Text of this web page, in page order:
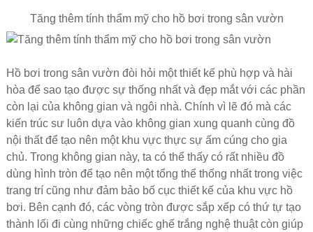
Tăng thêm tính thẩm mỹ cho hồ bơi trong sân vườn
Hồ bơi trong sân vườn đòi hỏi một thiết kế phù hợp và hài
hòa để sao tạo được sự thống nhất và đẹp mắt với các phần
còn lại của không gian và ngôi nhà. Chính vì lẽ đó mà các
kiến trúc sư luôn dựa vào không gian xung quanh cùng đồ
nội thất để tạo nên một khu vực thực sự ấm cúng cho gia
chủ. Trong không gian này, ta có thể thấy có rất nhiều đồ
dùng hình tròn để tạo nên một tổng thể thống nhất trong việc
trang trí cũng như đảm bảo bố cục thiết kế của khu vực hồ
bơi. Bên cạnh đó, các vòng tròn được sắp xếp có thứ tự tạo
thành lối đi cùng những chiếc ghế trắng nghệ thuật còn giúp